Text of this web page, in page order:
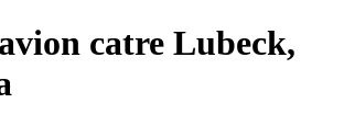
catre Lubeck,